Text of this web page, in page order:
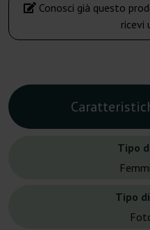
Conosci già questo
ricevi
Tipo
Tipo